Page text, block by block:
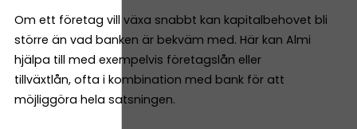
Om ett företag vill växa snabbt kan kapitalbehovet bli
större än vad banken är bekväm med. Här kan Almi
hjälpa till med exempelvis företagslån eller
tillväxtlån, ofta i kombination med bank för att
möjliggöra hela satsningen.